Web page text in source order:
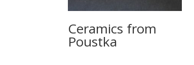
Ceramics from
Poustka